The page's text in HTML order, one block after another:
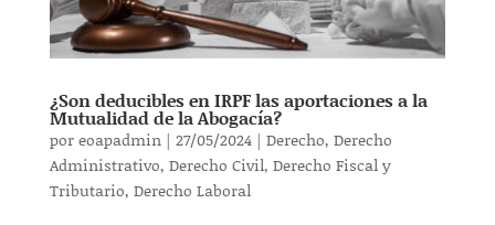
¿Son deducibles en IRPF las aportaciones a la
Mutualidad de la Abogacía?
poreoapadmin| 27/05/2024| Derecho, Derecho
Administrativo, Derecho Civil, Derecho Fiscal y
Tributario, Derecho Laboral